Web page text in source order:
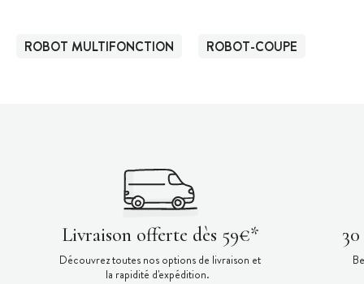
ROBOT MULTIFONCTION ROBOT-COUPE
Livraison offerte dès 59€*
Découvrez toutes nos options de livraison et
la rapidité d'expédition.